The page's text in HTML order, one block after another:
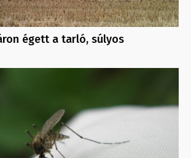
égett a tarló, súlyos